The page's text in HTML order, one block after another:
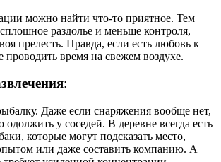
можно найти что-то приятное. Тем
раздолье и меньше контроля,
прелесть. Правда, если есть любовь к
проводить время на свежем воздухе.
:
Даже если снаряжения вообще нет,
одолжить у соседей. В деревне всегда есть
которые могут подсказать место,
или даже составить компанию. А